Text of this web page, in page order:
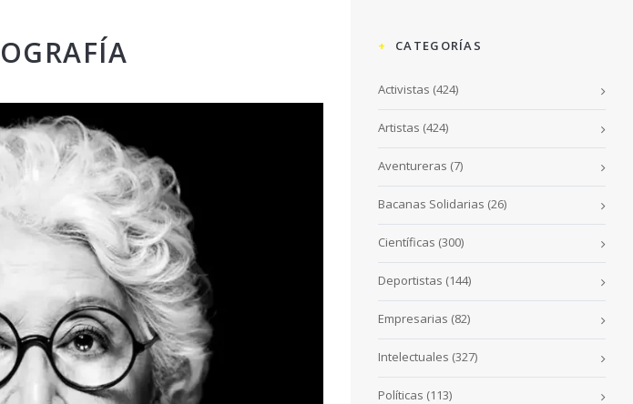
CATEGORÍAS
Activistas (424)
Artistas (424)
Aventureras (7)
Bacanas Solidarias (26)
Científicas (300)
Deportistas (144)
Empresarias (82)
Intelectuales (327)
Políticas (113)